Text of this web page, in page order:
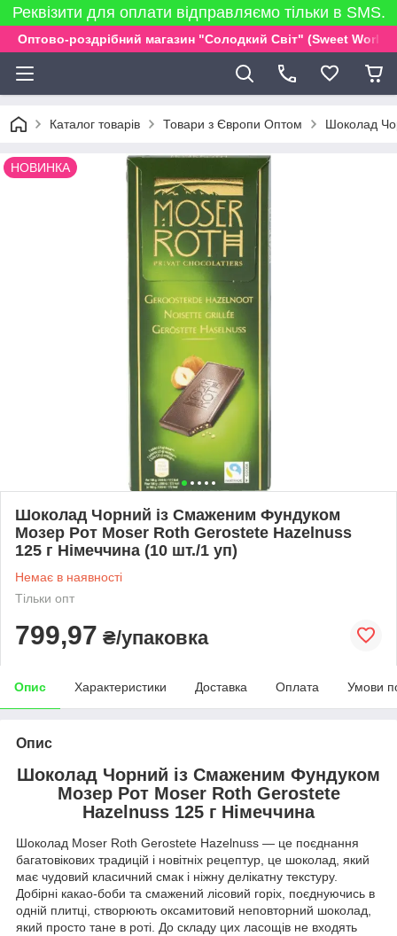
Реквізити для оплати відправляємо тільки в SMS.
Оптово-роздрібний магазин "Солодкий Світ" (Sweet World)
Каталог товарів Товари з Європи Оптом Шоколад
НОВИНКА
Шоколад Чорний із Смаженим Фундуком
Мозер Рот Moser Roth Gerostete Hazelnuss
125 г Німеччина (10 шт./1 уп)
Немає в наявності
Тільки опт
799,97 ₴/упаковка
Опис Характеристики Доставка Оплата Умови
Опис
Шоколад Чорний із Смаженим Фундуком
Мозер Рот Moser Roth Gerostete
Hazelnuss 125 г Німеччина
Шоколад Moser Roth Gerostete Hazelnuss — це поєднання
багатовікових традицій і новітніх рецептур, це шоколад, який
має чудовий класичний смак і ніжну делікатну текстуру.
Добірні какао-боби та смажений лісовий горіх, поєднуючись в
одній плитці, створюють оксамитовий неповторний шоколад,
який просто тане в роті. До складу цих ласощів не входять